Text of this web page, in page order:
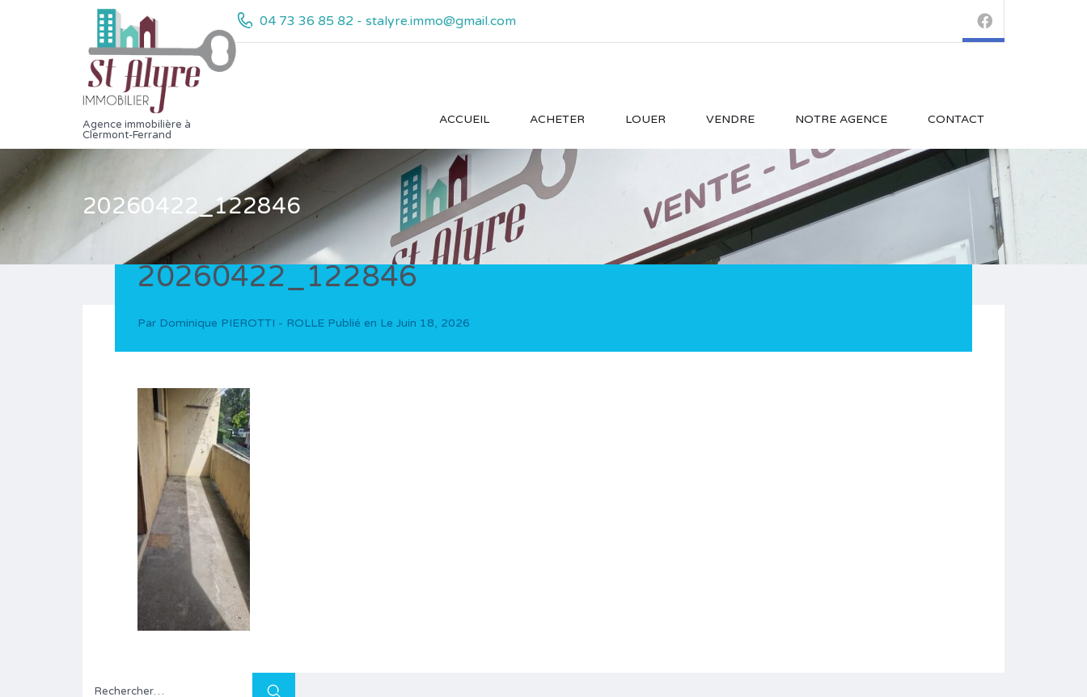
Agence immobilière à
Clermont-Ferrand
04 73 36 85 82 - stalyre.immo@gmail.com
ACCUEIL ACHETER LOUER VENDRE NOTRE AGENCE CONTACT
20260422_122846
20260422_122846
Par Dominique PIEROTTI - ROLLE Publié en Le Juin 18, 2026
Rechercher :